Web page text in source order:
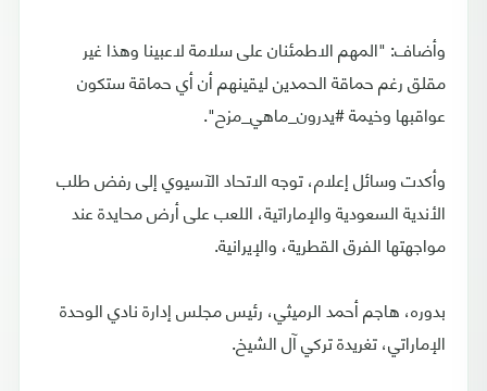
وأضاف: "المهم الاطمئنان على سلامة لاعبينا وهذا غير
مقلق رغم حماقة الحمدين ليقينهم أن أي حماقة ستكون
عواقبها وخيمة #يدرون_ماهي_مزح".
وأكدت وسائل إعلام، توجه الاتحاد الآسيوي إلى رفض طلب
الأندية السعودية والإماراتية، اللعب على أرض محايدة عند
مواجهتها الفرق القطرية، والإيرانية.
بدوره، هاجم أحمد الرميثي، رئيس مجلس إدارة نادي الوحدة
الإماراتي، تغريدة تركي آل الشيخ.